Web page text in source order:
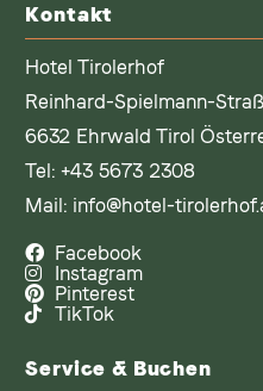
Kontakt
Hotel Tirolerhof
Reinhard-Spielmann-
6632 Ehrwald Tirol
Tel:+43 5673 2308
Mail: info@hotel-
Facebook
Instagram
Pinterest
TikTok
Service & Buchen